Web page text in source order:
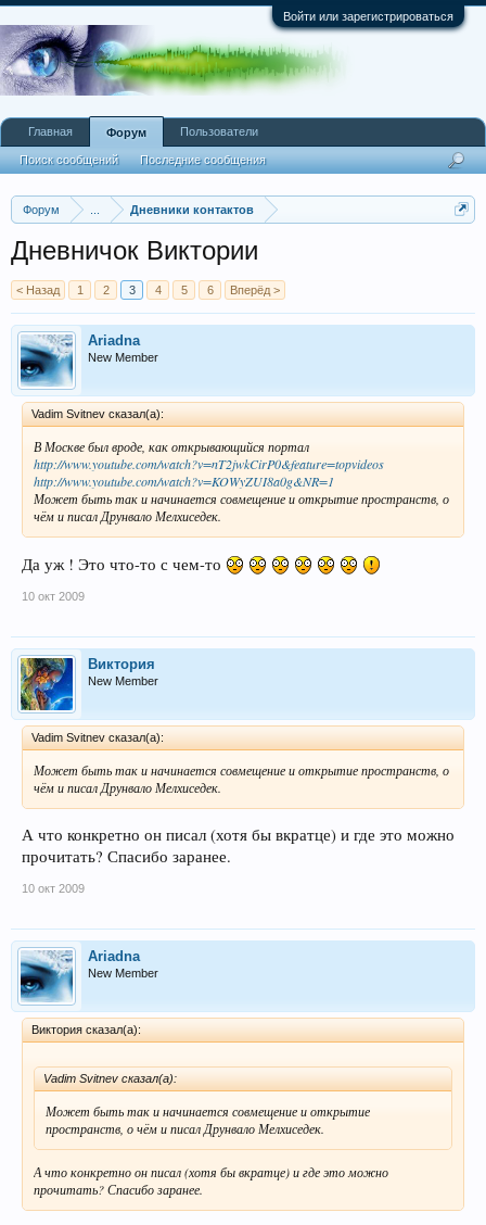
Войти или зарегистрироваться
Форум Дневники контактов
Дневничок Виктории
< Назад 1 2 3 4 5 6 Вперёд >
Ariadna
New Member
Vadim Svitnev сказал(а):
В Москве был вроде, как открывающийся портал
http://www.youtube.com/watch?v=nT2jwkCirP0&feature=topvideos
http://www.youtube.com/watch?v=KOWyZUI8a0g&NR=1
Может быть так и начинается совмещение и открытие пространств, о
чём и писал Друнвало Мелхиседек.
Да уж ! Это что-то с чем-то
10 окт 2009
Виктория
New Member
Vadim Svitnev сказал(а):
Может быть так и начинается совмещение и открытие пространств, о
чём и писал Друнвало Мелхиседек.
А что конкретно он писал (хотя бы вкратце) и где это можно
прочитать? Спасибо заранее.
10 окт 2009
Ariadna
New Member
Виктория сказал(а):
Vadim Svitnev сказал(а):
Может быть так и начинается совмещение и открытие
пространств, о чём и писал Друнвало Мелхиседек.
А что конкретно он писал (хотя бы вкратце) и где это можно
прочитать? Спасибо заранее.
Главная Форум
Поиск сообщений Последние сообщения
Пользователи